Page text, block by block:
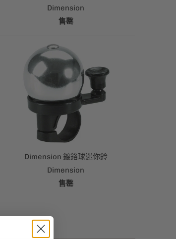
Dimension
售罄
Dimension 鍍鉻球迷你鈴
Dimension
售罄